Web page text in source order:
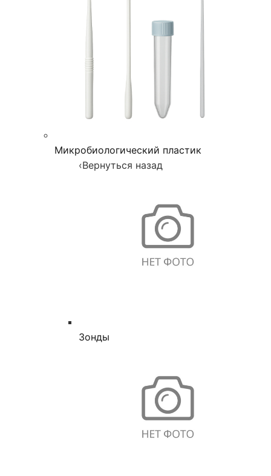
Микробиологический пластик
‹Вернуться назад
Зонды